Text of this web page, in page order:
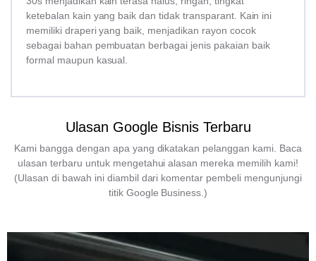
ketebalan kain yang baik dan tidak transparant. Kain ini
memiliki draperi yang baik, menjadikan rayon cocok
sebagai bahan pembuatan berbagai jenis pakaian baik
formal maupun kasual.
Ulasan Google Bisnis Terbaru
Kami bangga dengan apa yang dikatakan pelanggan kami. Baca
ulasan terbaru untuk mengetahui alasan mereka memilih kami!
(Ulasan di bawah ini diambil dari komentar pembeli mengunjungi
titik Google Business.)